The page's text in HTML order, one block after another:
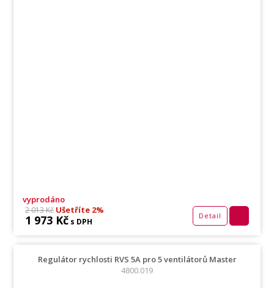
vyprodáno
2 013 KčUšetříte 2%
1 973 Kč s DPH
Detail
Regulátor rychlosti RVS 5A pro 5 ventilátorů Master
4800.019